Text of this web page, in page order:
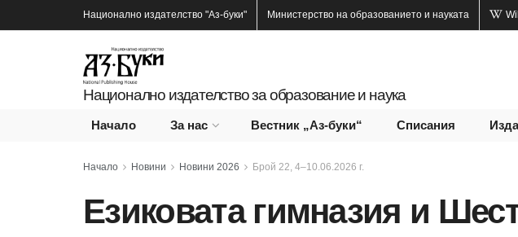
Национално издателство "Аз-буки" Министерство на образованието и науката
Национално издателство за образование и наука
Начало За нас Вестник „Аз-буки“ Списания
Начало Новини Новини 2026 Брой 22, 4–10.06.2026 г.
Езиковата гимназия и